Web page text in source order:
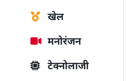
खेल
मनोरंजन
टेक्नोलाजी